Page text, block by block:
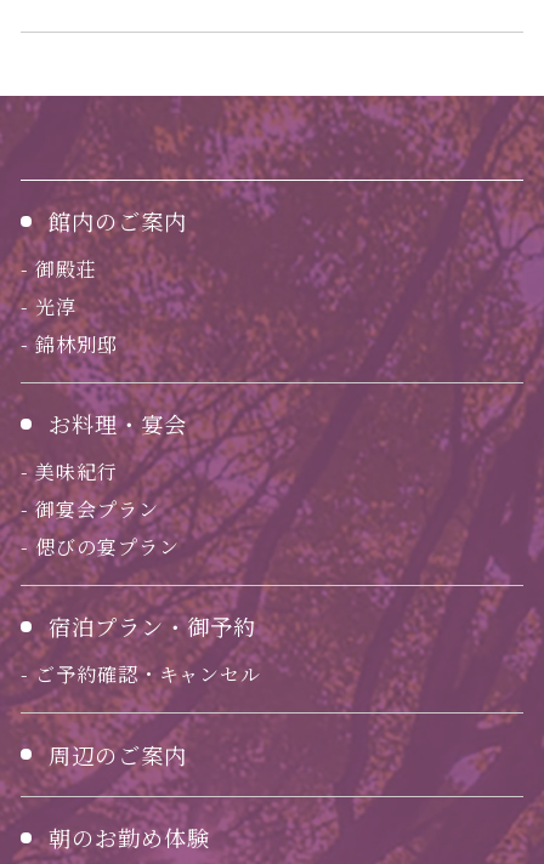
館内のご案内
御殿荘
光淳
錦林別邸
お料理・宴会
美味紀行
御宴会プラン
偲びの宴プラン
宿泊プラン・御予約
ご予約確認・キャンセル
周辺のご案内
朝のお勤め体験